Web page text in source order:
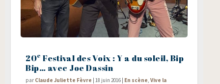
20e Festival des Voix : Y a du soleil, Bip
Bip… avec Joe Dassin
par Claude Juliette Fèvre |18 juin 2016 En scène,Vive la